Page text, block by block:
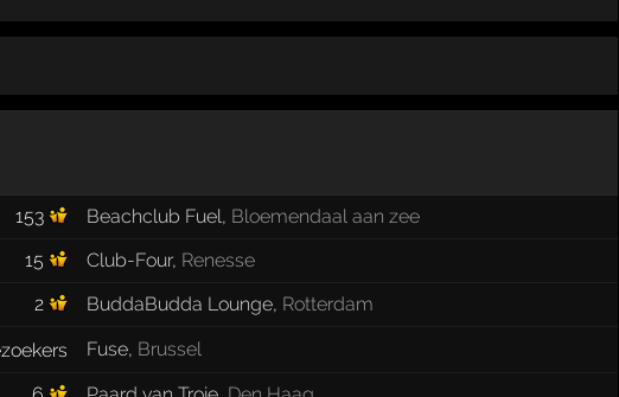
153 Beachclub Fuel, Bloemendaal aan zee
15 Club-Four, Renesse
2 BuddaBudda Lounge, Rotterdam
Fuse, Brussel